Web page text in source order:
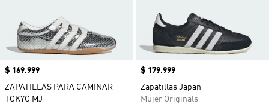
Precio
$ 169.999
ZAPATILLAS PARA CAMINAR
TOKYO MJ
Precio
$ 179.999
Zapatillas Japan
Mujer Originals